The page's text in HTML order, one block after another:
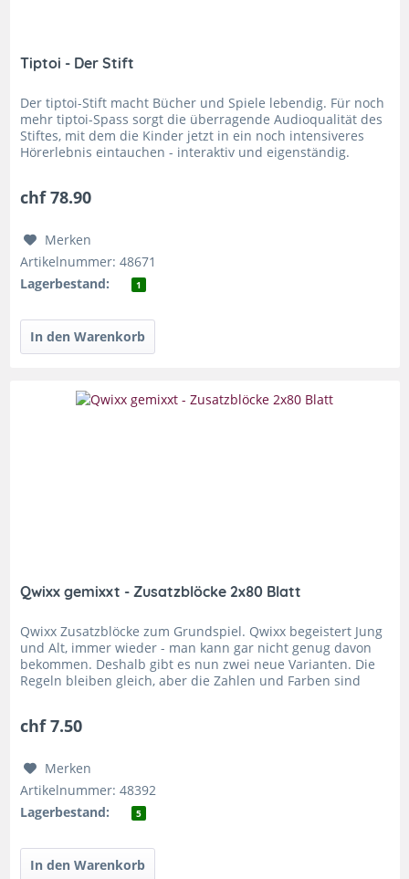
Tiptoi - Der Stift
Der tiptoi-Stift macht Bücher und Spiele lebendig. Für noch
mehr tiptoi-Spass sorgt die überragende Audioqualität des
Stiftes, mit dem die Kinder jetzt in ein noch intensiveres
Hörerlebnis eintauchen - interaktiv und eigenständig.
chf 78.90
Merken
Artikelnummer: 48671
Lagerbestand:
1
Qwixx gemixxt - Zusatzblöcke 2x80 Blatt
Qwixx Zusatzblöcke zum Grundspiel. Qwixx begeistert Jung
und Alt, immer wieder - man kann gar nicht genug davon
bekommen. Deshalb gibt es nun zwei neue Varianten. Die
Regeln bleiben gleich, aber die Zahlen und Farben sind
chf 7.50
Merken
Artikelnummer: 48392
Lagerbestand:
5